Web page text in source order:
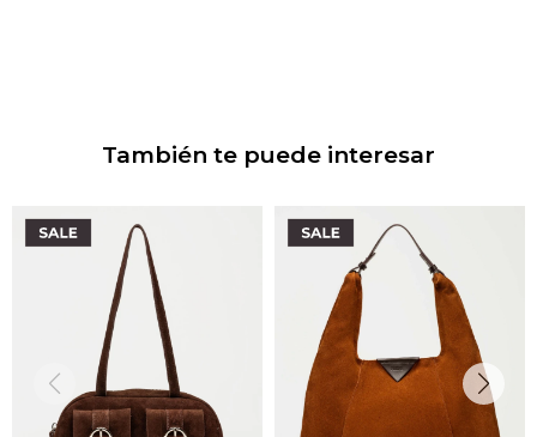
También te puede interesar